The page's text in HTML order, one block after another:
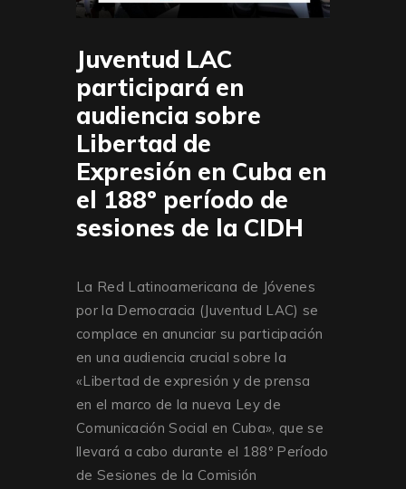
Juventud LAC
participará en
audiencia sobre
Libertad de
Expresión en Cuba en
el 188º período de
sesiones de la CIDH
La Red Latinoamericana de Jóvenes
por la Democracia (Juventud LAC) se
complace en anunciar su participación
en una audiencia crucial sobre la
«Libertad de expresión y de prensa
en el marco de la nueva Ley de
Comunicación Social en Cuba», que se
llevará a cabo durante el 188º Período
de Sesiones de la Comisión